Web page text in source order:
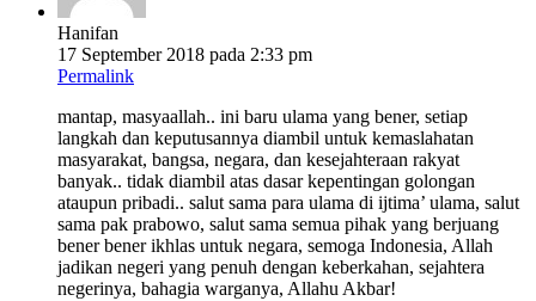
Hanifan
17 September 2018 pada 2:33 pm
Permalink
mantap, masyaallah.. ini baru ulama yang bener, setiap
langkah dan keputusannya diambil untuk kemaslahatan
masyarakat, bangsa, negara, dan kesejahteraan rakyat
banyak.. tidak diambil atas dasar kepentingan golongan
ataupun pribadi.. salut sama para ulama di ijtima’ ulama, salut
sama pak prabowo, salut sama semua pihak yang berjuang
bener bener ikhlas untuk negara, semoga Indonesia, Allah
jadikan negeri yang penuh dengan keberkahan, sejahtera
negerinya, bahagia warganya, Allahu Akbar!